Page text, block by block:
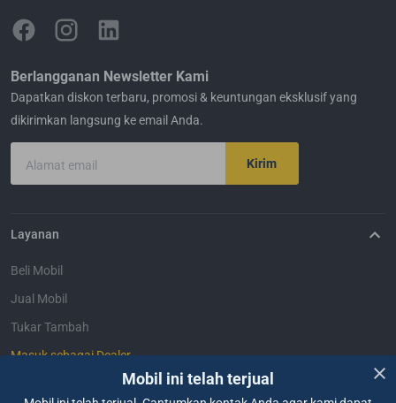
Mobil ini telah terjual
Berlangganan Newsletter Kami
Dapatkan diskon terbaru, promosi & keuntungan eksklusif yang
dikirimkan langsung ke email Anda.
Alamat email Kirim
Layanan
Beli Mobil
Jual Mobil
Tukar Tambah
Masuk sebagai Dealer